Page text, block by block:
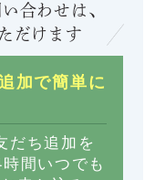
合わせは、
だけます
加で簡単に
だち追加を
間いつでも